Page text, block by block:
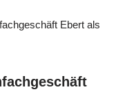
Ebert als